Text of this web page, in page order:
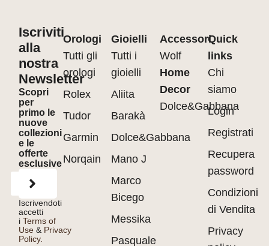
Iscriviti
alla
nostra
Newsletter
Scopri
per
primo le
nuove
collezioni
e le
offerte
esclusive
Iscrivendoti
accetti
iTerms of
Use & Privacy
Policy.
Orologi
Tutti gli
orologi
Rolex
Tudor
Garmin
Norqain
Gioielli
Tutti i
gioielli
Aliita
Barakà
Dolce&Gabbana
Mano J
Marco
Bicego
Messika
Pasquale
Accessori
Wolf
Home
Decor
Dolce&Gabbana
Quick
links
Chi
siamo
Login
Registrati
Recupera
password
Condizioni
di Vendita
Privacy